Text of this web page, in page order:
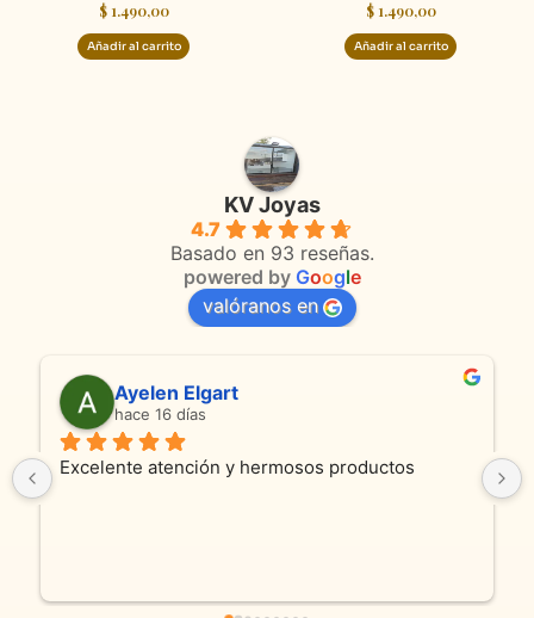
$1.490,00
Añadir al carrito
$1.490,00
Añadir al carrito
KV Joyas
4.7
Basado en 93 reseñas.
powered by Google
valóranos en
Ayelen Elgart
hace 16 días
Excelente atención y hermosos productos